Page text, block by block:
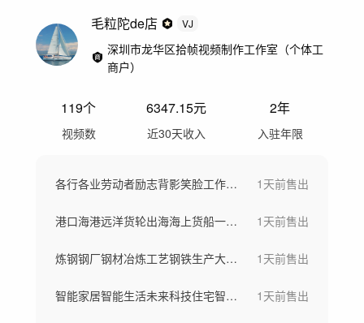
毛粒陀de店 VJ
深圳市龙华区拾帧视频制作工作室（个体工
商户）
119个
视频数
6347.15元
近30天收入
2年
入驻年限
各行各业劳动者励志背影笑脸工作场景劳动节 1天前售出
港口海港远洋货轮出海海上货船一带一路 1天前售出
炼钢钢厂钢材冶炼工艺钢铁生产大型工厂航拍 1天前售出
智能家居智能生活未来科技住宅智慧社区 1天前售出